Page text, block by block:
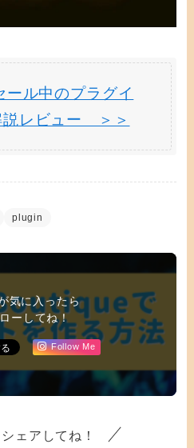
ール中のプラグイ
説レビュー ＞＞
plugin
気に入ったら
ーしてね！
Follow Me
ェアしてね！